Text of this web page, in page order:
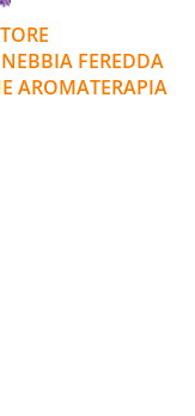
FEREDDA
AROMATERAPIA